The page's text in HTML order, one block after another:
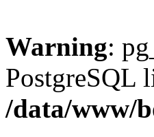
Warning:
PostgreSQL
/data/www/